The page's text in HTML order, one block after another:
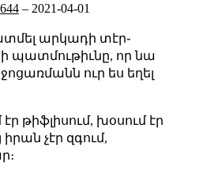
– 2021-04-01
արկադի տէր֊
պատմութիւնը, որ նա
ուր ես եղել
թիֆլիսում, խօսում էր
իրան չէր զգում,